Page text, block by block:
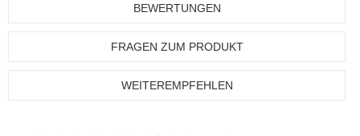
BEWERTUNGEN
FRAGEN ZUM PRODUKT
WEITEREMPFEHLEN